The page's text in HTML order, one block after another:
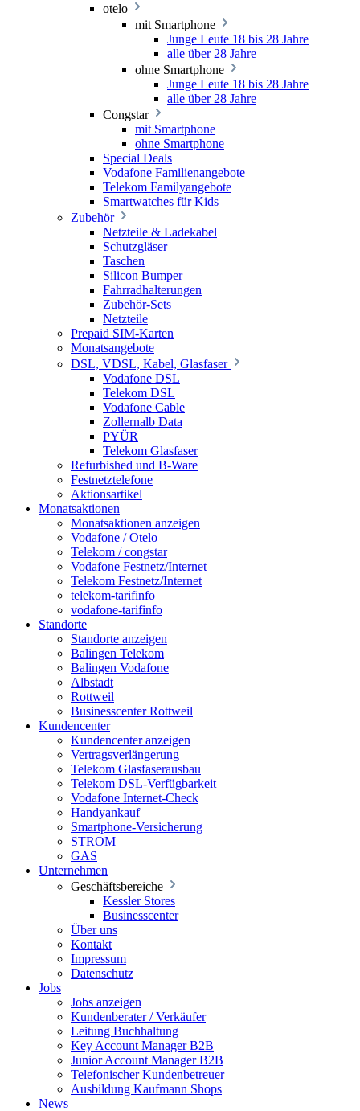
otelo
mit Smartphone
Junge Leute 18 bis 28 Jahre
alle über 28 Jahre
ohne Smartphone
Junge Leute 18 bis 28 Jahre
alle über 28 Jahre
Congstar
mit Smartphone
ohne Smartphone
Special Deals
Vodafone Familienangebote
Telekom Familyangebote
Smartwatches für Kids
Zubehör
Netzteile & Ladekabel
Schutzgläser
Taschen
Silicon Bumper
Fahrradhalterungen
Zubehör-Sets
Netzteile
Prepaid SIM-Karten
Monatsangebote
DSL, VDSL, Kabel, Glasfaser
Vodafone DSL
Telekom DSL
Vodafone Cable
Zollernalb Data
PYÜR
Telekom Glasfaser
Refurbished und B-Ware
Festnetztelefone
Aktionsartikel
Monatsaktionen
Monatsaktionen anzeigen
Vodafone / Otelo
Telekom / congstar
Vodafone Festnetz/Internet
Telekom Festnetz/Internet
telekom-tarifinfo
vodafone-tarifinfo
Standorte
Standorte anzeigen
Balingen Telekom
Balingen Vodafone
Albstadt
Rottweil
Businesscenter Rottweil
Kundencenter
Kundencenter anzeigen
Vertragsverlängerung
Telekom Glasfaserausbau
Telekom DSL-Verfügbarkeit
Vodafone Internet-Check
Handyankauf
Smartphone-Versicherung
STROM
GAS
Unternehmen
Geschäftsbereiche
Kessler Stores
Businesscenter
Über uns
Kontakt
Impressum
Datenschutz
Jobs
Jobs anzeigen
Kundenberater / Verkäufer
Leitung Buchhaltung
Key Account Manager B2B
Junior Account Manager B2B
Telefonischer Kundenbetreuer
Ausbildung Kaufmann Shops
News